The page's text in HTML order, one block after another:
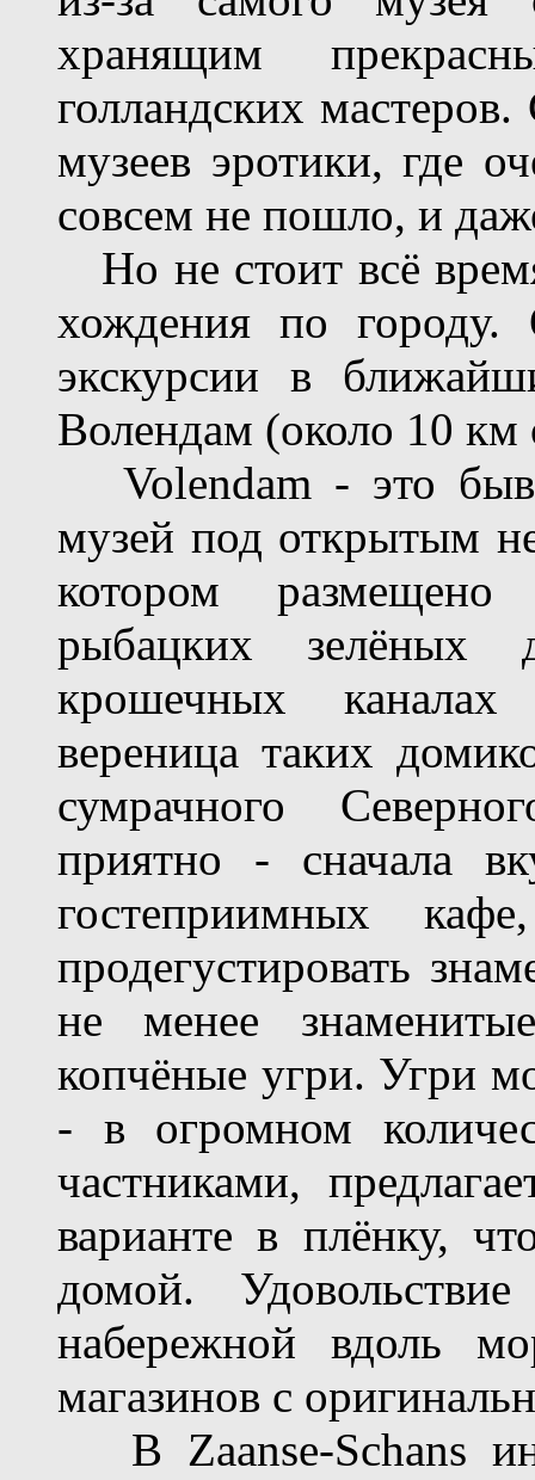
хранящим
голландских
музеев эротики, где
совсем не пошло, и
Но не стоит всё
хождения по городу.
экскурсии в
Волендам (около 10 км
Volendam - это
музей под открытым
котором
рыбацких зелёных
крошечных
вереница таких
сумрачного
приятно - сначала
гостеприимных
продегустировать
не менее
копчёные угри. Угри
- в огромном
частниками,
варианте в плёнку,
домой.
набережной вдоль
магазинов с
В Zaanse-Schans